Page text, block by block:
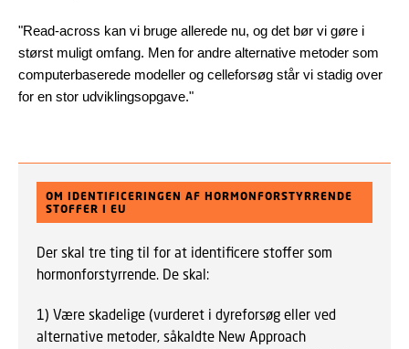
"Read-across kan vi bruge allerede nu, og det bør vi gøre i
størst muligt omfang. Men for andre alternative metoder som
computerbaserede modeller og celleforsøg står vi stadig over
for en stor udviklingsopgave."
OM IDENTIFICERINGEN AF HORMONFORSTYRRENDE
STOFFER I EU
Der skal tre ting til for at identificere stoffer som
hormonforstyrrende. De skal:
1) Være skadelige (vurderet i dyreforsøg eller ved
alternative metoder, såkaldte New Approach